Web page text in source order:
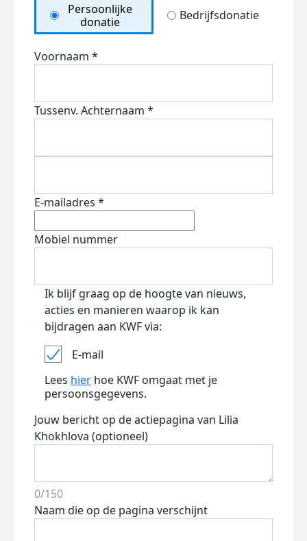
Persoonlijke
donatie
Bedrijfsdonatie
Voornaam *
Tussenv. Achternaam *
E-mailadres *
Mobiel nummer
Ik blijf graag op de hoogte van nieuws,
acties en manieren waarop ik kan
bijdragen aan KWF via:
E-mail
Lees hier hoe KWF omgaat met je
persoonsgegevens.
Jouw bericht op de actiepagina van Lilia
Khokhlova (optioneel)
0/150
Naam die op de pagina verschijnt